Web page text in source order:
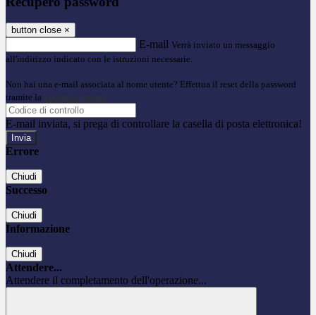
button close ×
E-mail Verrà inviato un messaggio
all'indirizzo indicato con le istruzioni necessarie.
Non hai una e-mail associata al nome utente? Effettua il reset della password
tramite la Login Spaggiari
E-mail inviata, si prega di controllare la casella di posta elettronica!
Errore
Chiudi
Successo
Chiudi
Informazione
Chiudi
Attendere...
Attendere il completamento dell'operazione...